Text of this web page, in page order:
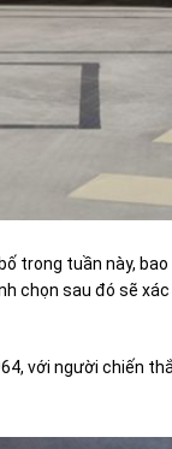
trong tuần này,
chọn sau đó sẽ
với người chiến